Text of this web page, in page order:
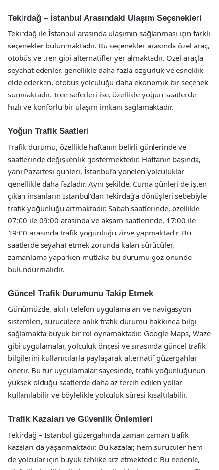
Tekirdağ – İstanbul Arasındaki Ulaşım Seçenekleri
Tekirdağ ile İstanbul arasında ulaşımın sağlanması için farklı
seçenekler bulunmaktadır. Bu seçenekler arasında özel araç,
otobüs ve tren gibi alternatifler yer almaktadır. Özel araçla
seyahat edenler, genellikle daha fazla özgürlük ve esneklik
elde ederken, otobüs yolculuğu daha ekonomik bir seçenek
sunmaktadır. Tren seferleri ise, özellikle yoğun saatlerde,
hızlı ve konforlu bir ulaşım imkanı sağlamaktadır.
Yoğun Trafik Saatleri
Trafik durumu, özellikle haftanın belirli günlerinde ve
saatlerinde değişkenlik göstermektedir. Haftanın başında,
yani Pazartesi günleri, İstanbul’a yönelen yolculuklar
genellikle daha fazladır. Aynı şekilde, Cuma günleri de işten
çıkan insanların İstanbul’dan Tekirdağ’a dönüşleri sebebiyle
trafik yoğunluğu artmaktadır. Sabah saatlerinde, özellikle
07:00 ile 09:00 arasında ve akşam saatlerinde, 17:00 ile
19:00 arasında trafik yoğunluğu zirve yapmaktadır. Bu
saatlerde seyahat etmek zorunda kalan sürücüler,
zamanlama yaparken mutlaka bu durumu göz önünde
bulundurmalıdır.
Güncel Trafik Durumunu Takip Etmek
Günümüzde, akıllı telefon uygulamaları ve navigasyon
sistemleri, sürücülere anlık trafik durumu hakkında bilgi
sağlamakta büyük bir rol oynamaktadır. Google Maps, Waze
gibi uygulamalar, yolculuk öncesi ve sırasında güncel trafik
bilgilerini kullanıcılarla paylaşarak alternatif güzergahlar
önerir. Bu tür uygulamalar sayesinde, trafik yoğunluğunun
yüksek olduğu saatlerde daha az tercih edilen yollar
kullanılabilir ve böylelikle yolculuk süresi kısaltılabilir.
Trafik Kazaları ve Güvenlik Önlemleri
Tekirdağ – İstanbul güzergahında zaman zaman trafik
kazaları da yaşanmaktadır. Bu kazalar, hem sürücüler hem
de yolcular için büyük tehlike arz etmektedir. Bu nedenle,